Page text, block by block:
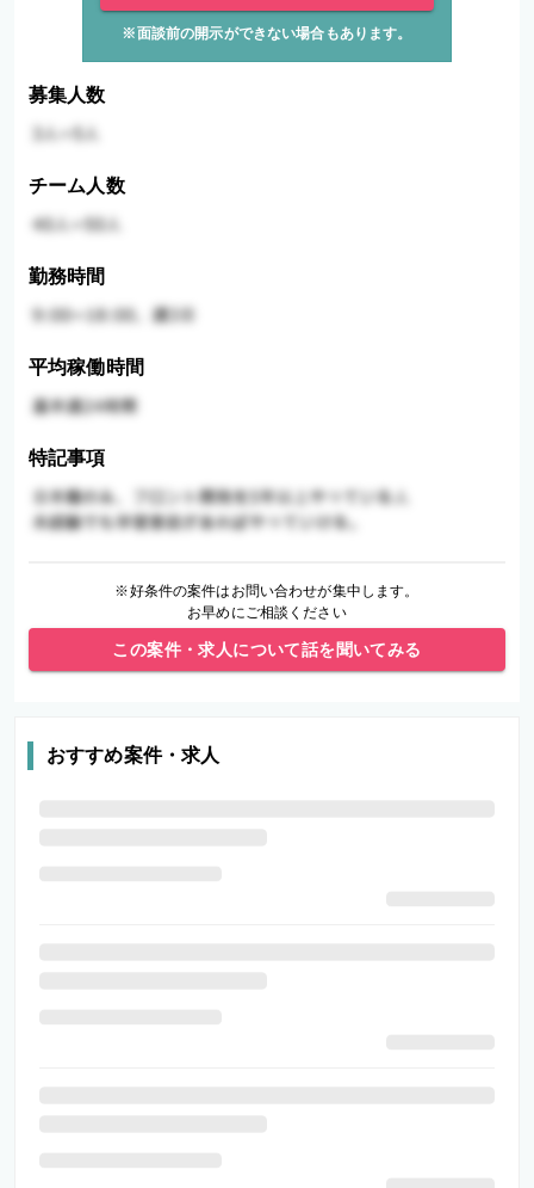
※面談前の開示ができない場合もあります。
募集人数
チーム人数
勤務時間
平均稼働時間
特記事項
※好条件の案件はお問い合わせが集中します。
お早めにご相談ください
この案件・求人について話を聞いてみる
おすすめ案件・求人